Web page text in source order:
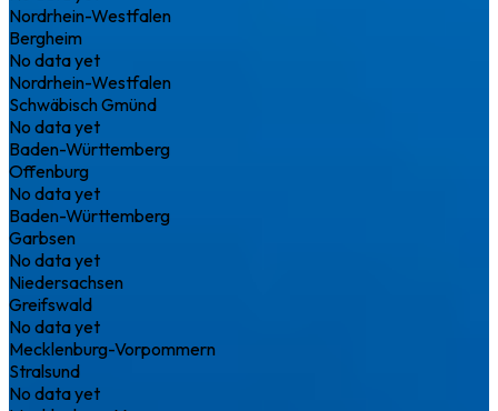
Nordrhein-Westfalen
Bergheim
No data yet
Nordrhein-Westfalen
Schwäbisch Gmünd
No data yet
Baden-Württemberg
Offenburg
No data yet
Baden-Württemberg
Garbsen
No data yet
Niedersachsen
Greifswald
No data yet
Mecklenburg-Vorpommern
Stralsund
No data yet